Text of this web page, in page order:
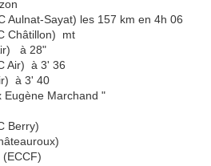
Aulnat-Sayat) les 157 km en 4h 06
Châtillon) mt
à 28"
Air) à 3' 36
à 3' 40
Marchand "
Berry)